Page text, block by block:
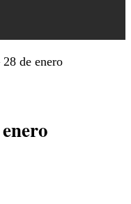
de enero